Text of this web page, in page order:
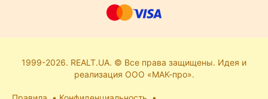
1999-2026. REALT.UA. © Все права защищены. Идея и
реализация ООО «МАК-про».